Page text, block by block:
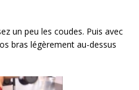
un peu les coudes. Puis avec
bras légèrement au-dessus